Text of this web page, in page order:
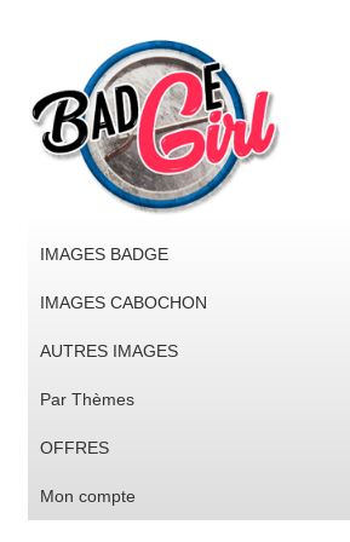
la
navigation
contenu
IMAGES BADGE
IMAGES CABOCHON
AUTRES IMAGES
Par Thèmes
OFFRES
Mon compte